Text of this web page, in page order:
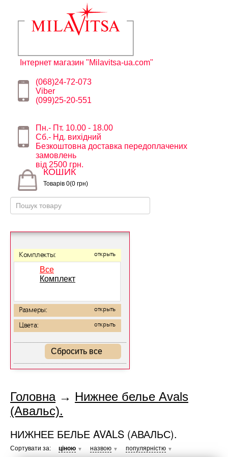
Інтернет магазин "Milavitsa-ua.com"
(068)24-72-073
Viber
(099)25-20-551
Пн.- Пт. 10.00 - 18.00
Сб.- Нд. вихідний
Безкоштовна доставка передоплачених
замовлень
від 2500 грн.
КОШИК
Товарів 0(0 грн)
Комплекты: открыть
Все
Комплект
Размеры: открыть
Цвета: открыть
Сбросить все
Головна→ Нижнее белье Avals
(Авальс).
НИЖНЕЕ БЕЛЬЕ AVALS (АВАЛЬС).
Сортувати за: ціною ▼ назвою ▼ популярністю ▼